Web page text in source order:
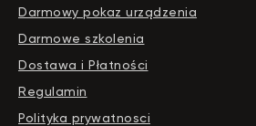
Darmowy pokaz urządzenia
Darmowe szkolenia
Dostawa i Płatności
Regulamin
Polityka prywatnosci